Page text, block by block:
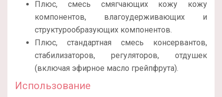
Плюс, смесь смягчающих кожу кожу
компонентов, влагоудерживающих и
структурообразующих компонентов.
Плюс, стандартная смесь консервантов,
стабилизаторов, регуляторов, отдушек
(включая эфирное масло грейпфрута).
Использование